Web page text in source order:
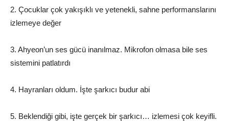
2. Çocuklar çok yakışıklı ve yetenekli, sahne performanslarını
izlemeye değer
3. Ahyeon’un ses gücü inanılmaz. Mikrofon olmasa bile ses
sistemini patlatırdı
4. Hayranları oldum. İşte şarkıcı budur abi
5. Beklendiği gibi, işte gerçek bir şarkıcı… izlemesi çok keyifli.